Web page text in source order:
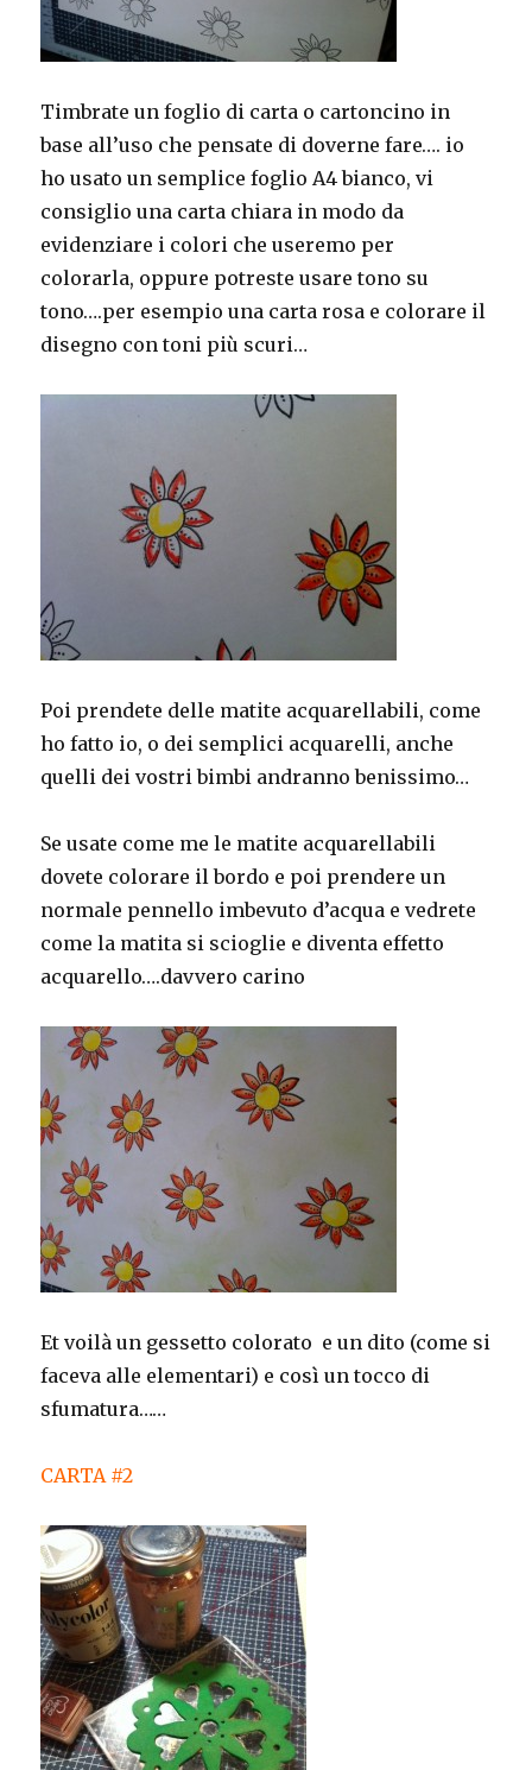
Timbrate un foglio di carta o cartoncino in
base all’uso che pensate di doverne fare…. io
ho usato un semplice foglio A4 bianco, vi
consiglio una carta chiara in modo da
evidenziare i colori che useremo per
colorarla, oppure potreste usare tono su
tono….per esempio una carta rosa e colorare il
disegno con toni più scuri…
Poi prendete delle matite acquarellabili, come
ho fatto io, o dei semplici acquarelli, anche
quelli dei vostri bimbi andranno benissimo…
Se usate come me le matite acquarellabili
dovete colorare il bordo e poi prendere un
normale pennello imbevuto d’acqua e vedrete
come la matita si scioglie e diventa effetto
acquarello….davvero carino
Et voilà un gessetto colorato e un dito (come si
faceva alle elementari) e così un tocco di
sfumatura……
CARTA #2